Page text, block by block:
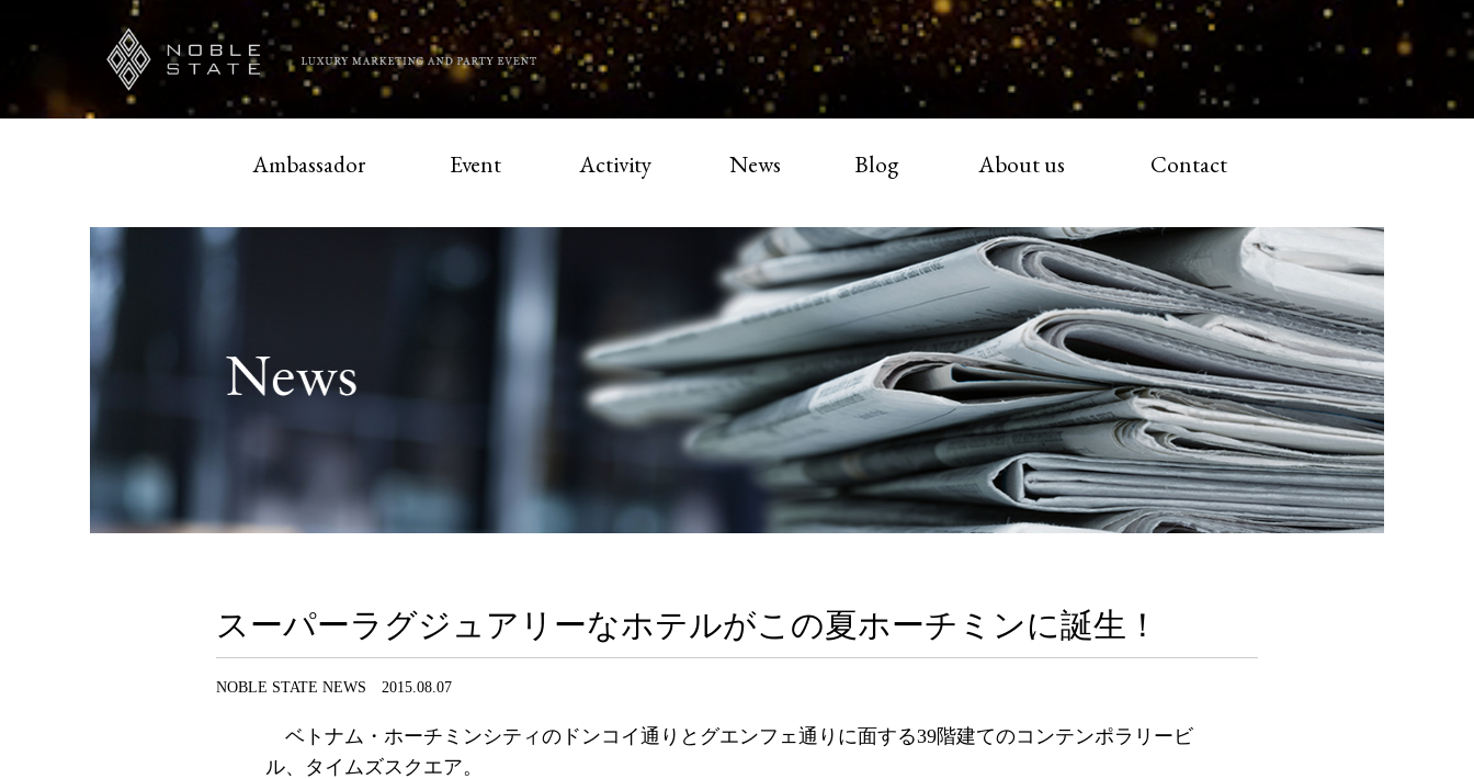
Ambassador Event Activity News Blog About us Contact
スーパーラグジュアリーなホテルがこの夏ホーチミンに誕生！
NOBLE STATE NEWS 2015.08.07
ベトナム・ホーチミンシティのドンコイ通りとグエンフェ通りに面する39階建てのコンテンポラリービ
ル、タイムズスクエア。